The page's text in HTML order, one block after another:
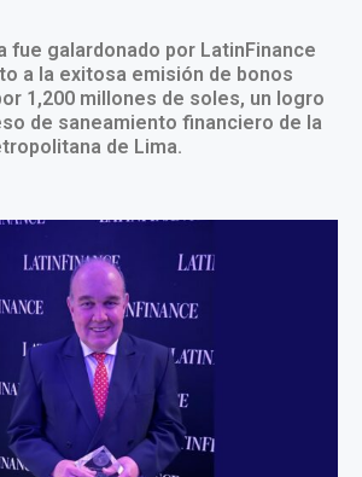
fue galardonado por LatinFinance
a la exitosa emisión de bonos
1,200 millones de soles, un logro
de saneamiento financiero de la
de Lima.